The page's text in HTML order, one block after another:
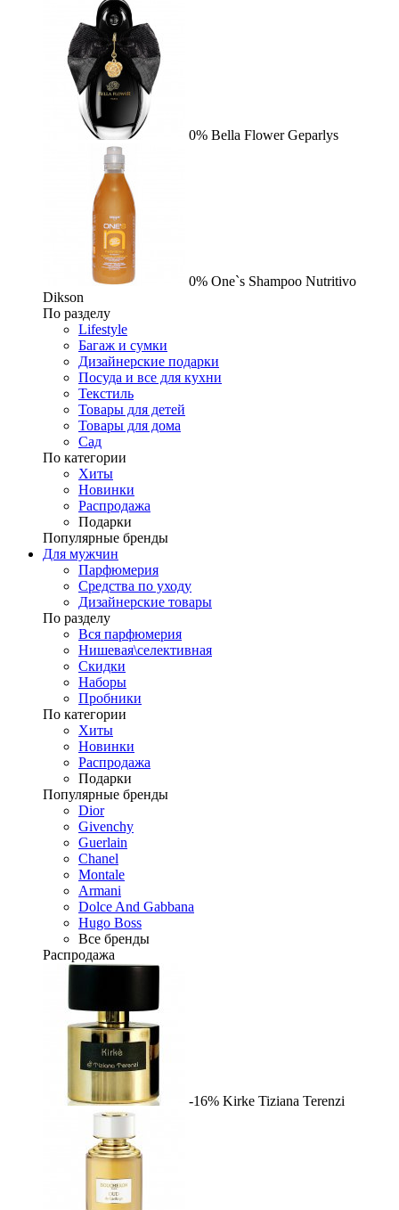
0% Bella Flower Geparlys
0% One`s Shampoo Nutritivo
Dikson
По разделу
Lifestyle
Багаж и сумки
Дизайнерские подарки
Посуда и все для кухни
Текстиль
Товары для детей
Товары для дома
Сад
По категории
Хиты
Новинки
Распродажа
Подарки
Популярные бренды
Для мужчин
Парфюмерия
Средства по уходу
Дизайнерские товары
По разделу
Вся парфюмерия
Нишевая\селективная
Скидки
Наборы
Пробники
По категории
Хиты
Новинки
Распродажа
Подарки
Популярные бренды
Dior
Givenchy
Guerlain
Chanel
Montale
Armani
Dolce And Gabbana
Hugo Boss
Все бренды
Распродажа
-16% Kirke Tiziana Terenzi